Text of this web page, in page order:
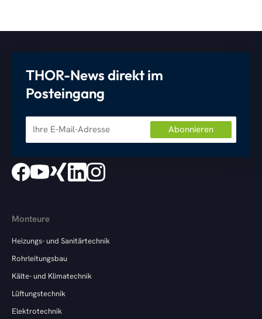
THOR-News direkt im
Posteingang
Monteure
Heizungs- und Sanitärtechnik
Rohrleitungsbau
Kälte- und Klimatechnik
Lüftungstechnik
Elektrotechnik